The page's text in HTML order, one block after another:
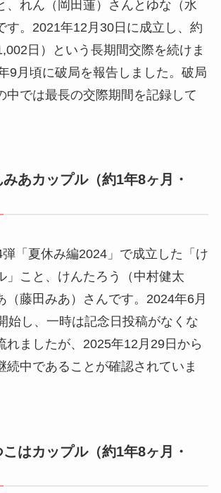
、れん（岡田蓮）さんとゆな（水
す。2021年12月30日に成立し、約
日）という長期間交際を続けま
9月頃に破局を報告しました。破局
中では最長の交際期間を記録して
あカップル（約1年8ヶ月・
「夏休み編2024」で成立した「け
」こと、けんたろう（中村健太
（藤田みあ）さんです。2024年6月
始し、一時は記念日投稿がなくな
れましたが、2025年12月29日から
続中であることが確認されていま
はカップル（約1年8ヶ月・